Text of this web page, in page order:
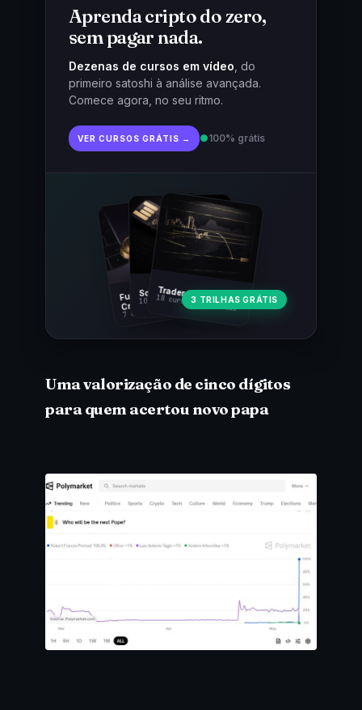
Aprenda cripto do zero,
sem pagar nada.
Dezenas de cursos em vídeo , do
primeiro satoshi à análise avançada.
Comece agora, no seu ritmo.
VER CURSOS GRÁTIS → ●100% grátis
Fundamentos
Cripto
7 cursos · 31 aulas
Trader Cripto
18 cursos · 80 aulas
Soberania Bitcoin
10 cursos · 44 aulas3 TRILHAS GRÁTIS
Uma valorização de cinco dígitos
para quem acertou novo papa